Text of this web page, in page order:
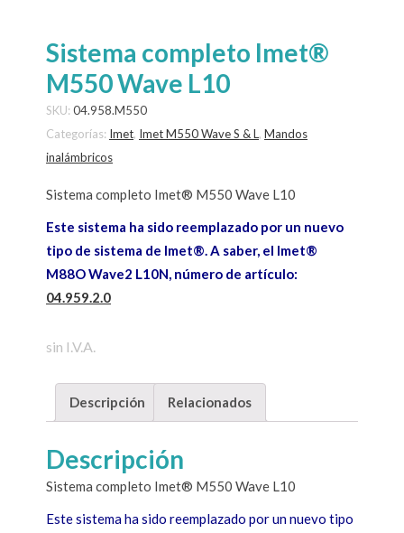
Sistema completo Imet®
M550 Wave L10
SKU: 04.958.M550
Categorías: Imet, Imet M550 Wave S & L , Mandos
inalámbricos
Sistema completo Imet® M550 Wave L10
Este sistema ha sido reemplazado por un nuevo
tipo de sistema de Imet®. A saber, el Imet®
M88O Wave2 L10N, número de artículo:
04.959.2.0
sin I.V.A.
Descripción Relacionados
Descripción
Sistema completo Imet® M550 Wave L10
Este sistema ha sido reemplazado por un nuevo tipo